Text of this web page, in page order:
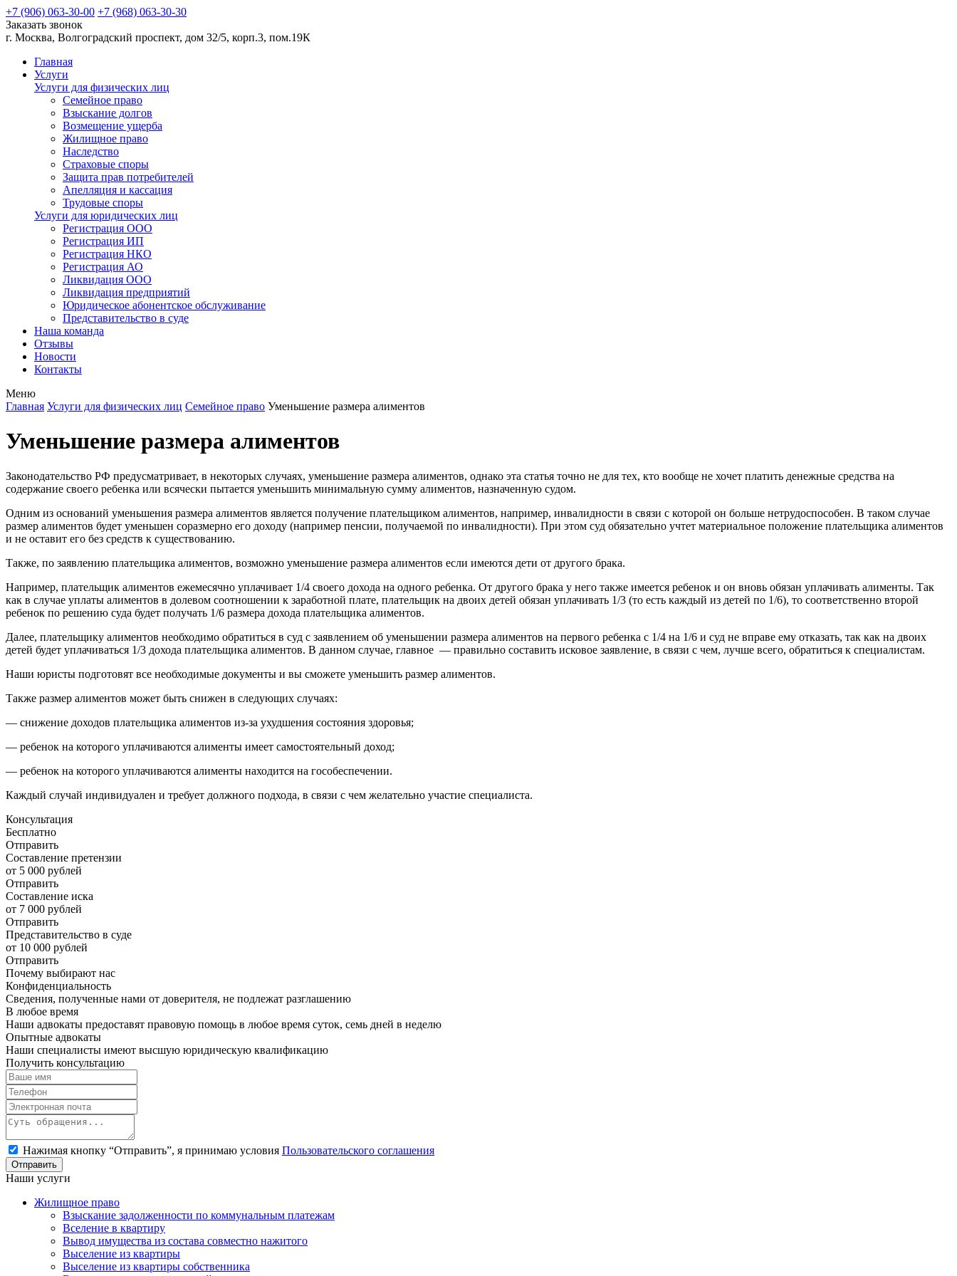
+7 (906) 063-30-00 +7 (968) 063-30-30
Заказать звонок
г. Москва, Волгоградский проспект, дом 32/5, корп.3, пом.19К
Главная
Услуги
Услуги для физических лиц
Семейное право
Взыскание долгов
Возмещение ущерба
Жилищное право
Наследство
Страховые споры
Защита прав потребителей
Апелляция и кассация
Трудовые споры
Услуги для юридических лиц
Регистрация ООО
Регистрация ИП
Регистрация НКО
Регистрация АО
Ликвидация ООО
Ликвидация предприятий
Юридическое абонентское обслуживание
Представительство в суде
Наша команда
Отзывы
Новости
Контакты
Меню
Главная Услуги для физических лиц Семейное право Уменьшение размера алиментов
Уменьшение размера алиментов
Законодательство РФ предусматривает, в некоторых случаях, уменьшение размера алиментов, однако эта статья точно не для тех, кто вообще не хочет платить денежные средства на
содержание своего ребенка или всячески пытается уменьшить минимальную сумму алиментов, назначенную судом.
Одним из оснований уменьшения размера алиментов является получение плательщиком алиментов, например, инвалидности в связи с которой он больше нетрудоспособен. В таком случае
размер алиментов будет уменьшен соразмерно его доходу (например пенсии, получаемой по инвалидности). При этом суд обязательно учтет материальное положение плательщика алиментов
и не оставит его без средств к существованию.
Также, по заявлению плательщика алиментов, возможно уменьшение размера алиментов если имеются дети от другого брака.
Например, плательщик алиментов ежемесячно уплачивает 1/4 своего дохода на одного ребенка. От другого брака у него также имеется ребенок и он вновь обязан уплачивать алименты. Так
как в случае уплаты алиментов в долевом соотношении к заработной плате, плательщик на двоих детей обязан уплачивать 1/3 (то есть каждый из детей по 1/6), то соответственно второй
ребенок по решению суда будет получать 1/6 размера дохода плательщика алиментов.
Далее, плательщику алиментов необходимо обратиться в суд с заявлением об уменьшении размера алиментов на первого ребенка с 1/4 на 1/6 и суд не вправе ему отказать, так как на двоих
детей будет уплачиваться 1/3 дохода плательщика алиментов. В данном случае, главное — правильно составить исковое заявление, в связи с чем, лучше всего, обратиться к специалистам.
Наши юристы подготовят все необходимые документы и вы сможете уменьшить размер алиментов.
Также размер алиментов может быть снижен в следующих случаях:
— снижение доходов плательщика алиментов из-за ухудшения состояния здоровья;
— ребенок на которого уплачиваются алименты имеет самостоятельный доход;
— ребенок на которого уплачиваются алименты находится на гособеспечении.
Каждый случай индивидуален и требует должного подхода, в связи с чем желательно участие специалиста.
Консультация
Бесплатно
Отправить
Составление претензии
от 5 000 рублей
Отправить
Составление иска
от 7 000 рублей
Отправить
Представительство в суде
от 10 000 рублей
Отправить
Почему выбирают нас
Конфиденциальность
Сведения, полученные нами от доверителя, не подлежат разглашению
В любое время
Наши адвокаты предоставят правовую помощь в любое время суток, семь дней в неделю
Опытные адвокаты
Наши специалисты имеют высшую юридическую квалификацию
Получить консультацию
Нажимая кнопку “Отправить”, я принимаю условия Пользовательского соглашения
Наши услуги
Жилищное право
Взыскание задолженности по коммунальным платежам
Вселение в квартиру
Вывод имущества из состава совместно нажитого
Выселение из квартиры
Выселение из квартиры собственника